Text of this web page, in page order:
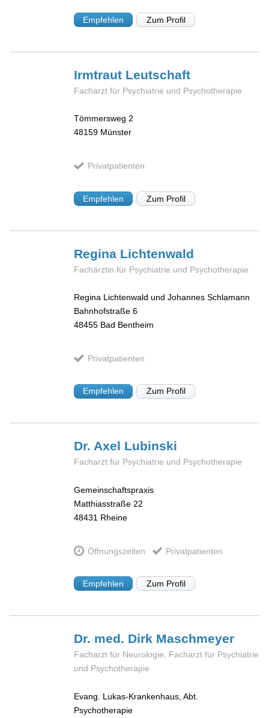
Empfehlen Zum Profil
Irmtraut Leutschaft
Facharzt für Psychiatrie und Psychotherapie
Tömmersweg 2
48159 Münster
Privatpatienten
Empfehlen Zum Profil
Regina Lichtenwald
Fachärztin für Psychiatrie und Psychotherapie
Regina Lichtenwald und Johannes Schlamann
Bahnhofstraße 6
48455 Bad Bentheim
Privatpatienten
Empfehlen Zum Profil
Dr. Axel Lubinski
Facharzt für Psychiatrie und Psychotherapie
Gemeinschaftspraxis
Matthiasstraße 22
48431 Rheine
Öffnungszeiten Privatpatienten
Empfehlen Zum Profil
Dr. med. Dirk Maschmeyer
Facharzt für Neurologie, Facharzt für Psychiatrie
und Psychotherapie
Evang. Lukas-Krankenhaus, Abt.
Psychotherapie